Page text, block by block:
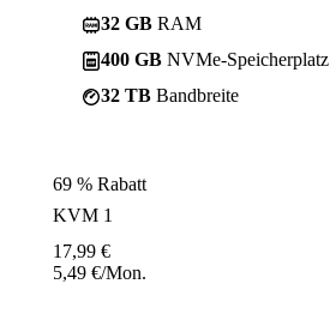
32 GB RAM
400 GB NVMe-Speicherplatz
32 TB Bandbreite
69 % Rabatt
KVM 1
17,99 €
5,49 €/Mon.